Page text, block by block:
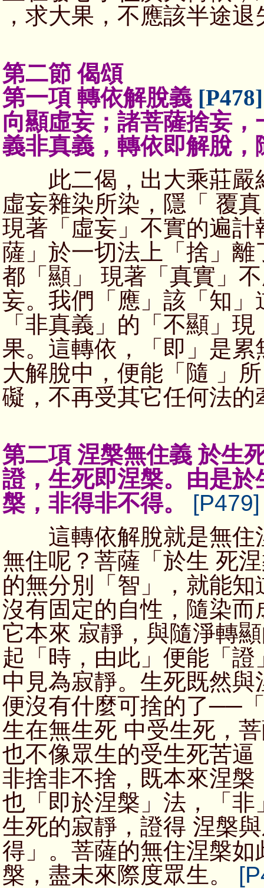
，求大果，不應該半途退
第二節 偈頌
第一項 轉依解脫義 [P478]
向顯虛妄；諸菩薩捨妄
義非真義，轉依即解脫，
此二偈，出大乘莊嚴
虛妄雜染所染，隱「 覆
現著「虛妄」不實的遍
薩」於一切法上「捨」
都「顯」 現著「真實」
妄。我們「應」該「知
「非真義」的「不顯」
果。這轉依，「即」是
大解脫中，便能「隨 」
礙，不再受其它任何法的
第二項 涅槃無住義 於生
證，生死即涅槃。由是
槃，非得非不得。
[P479]
這轉依解脫就是無住
無住呢？菩薩「於生 死
的無分別「智」，就能
沒有固定的自性，隨染
它本來 寂靜，與隨淨轉
起「時，由此」便能「
中見為寂靜。生死既然
便沒有什麼可捨的了──
生在無生死 中受生死，
也不像眾生的受生死苦
非捨非不捨，既本來涅
也「即於涅槃」法，「
生死的寂靜，證得 涅槃
得」。菩薩的無住涅槃
槃，盡未來際度眾生。